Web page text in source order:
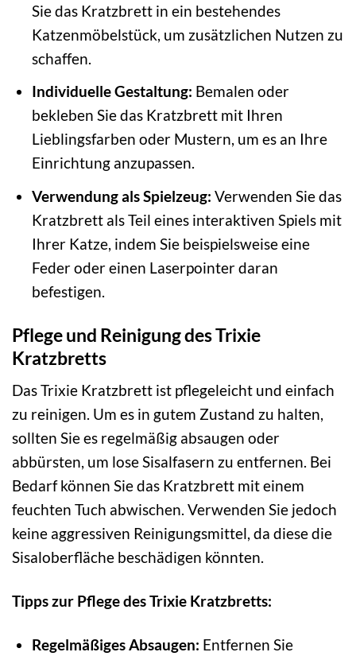
Sie das Kratzbrett in ein bestehendes
Katzenmöbelstück, um zusätzlichen Nutzen zu
schaffen.
Individuelle Gestaltung: Bemalen oder
bekleben Sie das Kratzbrett mit Ihren
Lieblingsfarben oder Mustern, um es an Ihre
Einrichtung anzupassen.
Verwendung als Spielzeug: Verwenden Sie das
Kratzbrett als Teil eines interaktiven Spiels mit
Ihrer Katze, indem Sie beispielsweise eine
Feder oder einen Laserpointer daran
befestigen.
Pflege und Reinigung des Trixie
Kratzbretts
Das Trixie Kratzbrett ist pflegeleicht und einfach
zu reinigen. Um es in gutem Zustand zu halten,
sollten Sie es regelmäßig absaugen oder
abbürsten, um lose Sisalfasern zu entfernen. Bei
Bedarf können Sie das Kratzbrett mit einem
feuchten Tuch abwischen. Verwenden Sie jedoch
keine aggressiven Reinigungsmittel, da diese die
Sisaloberfläche beschädigen könnten.
Tipps zur Pflege des Trixie Kratzbretts:
Regelmäßiges Absaugen: Entfernen Sie